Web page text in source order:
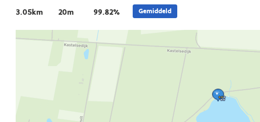
3.05km 20m 99.82% Gemiddeld